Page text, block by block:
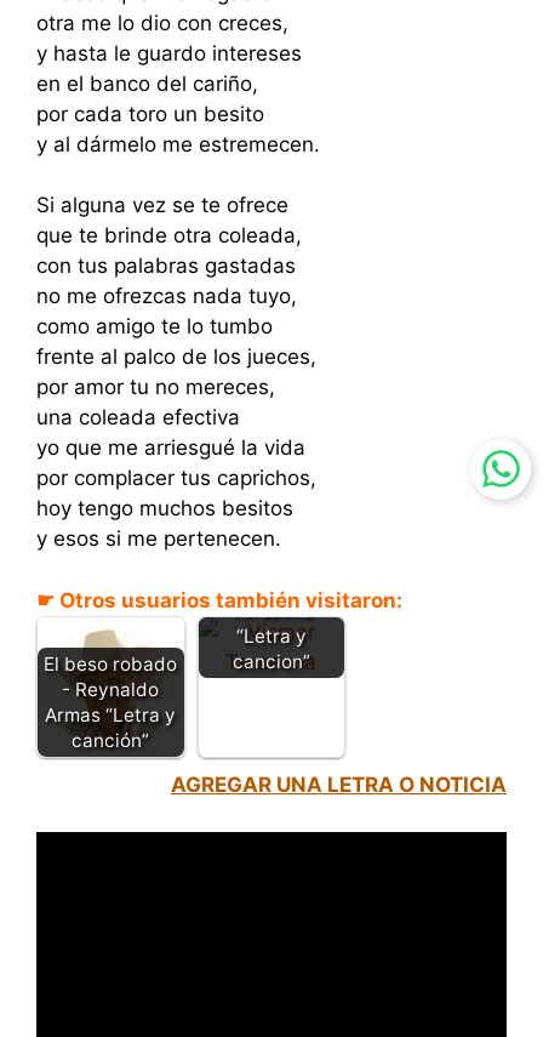
otra me lo dio con creces,
y hasta le guardo intereses
en el banco del cariño,
por cada toro un besito
y al dármelo me estremecen.
Si alguna vez se te ofrece
que te brinde otra coleada,
con tus palabras gastadas
no me ofrezcas nada tuyo,
como amigo te lo tumbo
frente al palco de los jueces,
por amor tu no mereces,
una coleada efectiva
yo que me arriesgué la vida
por complacer tus caprichos,
hoy tengo muchos besitos
y esos si me pertenecen.
☛ Otros usuarios también visitaron:
El beso robado
- Reynaldo
Armas “Letra y
canción”
Tarazona
“Letra y
cancion”
AGREGAR UNA LETRA O NOTICIA